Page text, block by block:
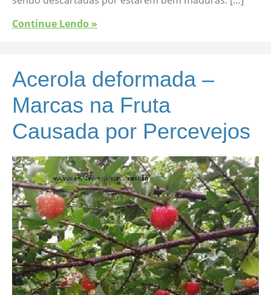
Continue Lendo »
Acerola deformada –
Marcas na Fruta
Causada por Percevejos